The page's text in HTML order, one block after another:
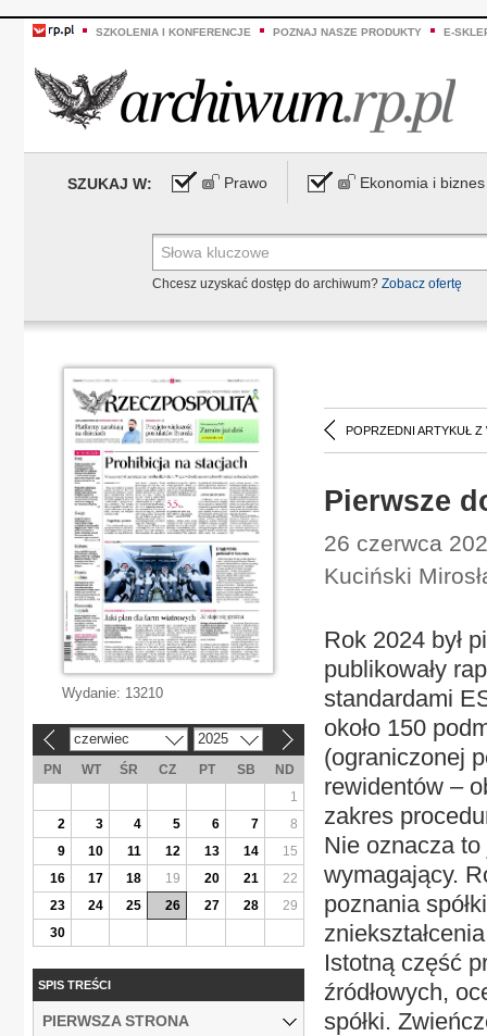
SZKOLENIA I KONFERENCJE POZNAJ NASZE PRODUKTY E-
SZUKAJ W: Prawo Ekonomia i biznes
Chcesz uzyskać dostęp do archiwum? Zobacz ofertę
POPRZEDNI ARTYKUŁ Z
Pierwsze
26 czerwca
Kuciński
Rok 2024 był
publikowały
standardami
około 150
(ograniczonej
rewidentów –
zakres
Nie oznacza
wymagający.
poznania
Istotną część
źródłowych,
spółki.
Wydanie: 13210
czerwiec 2025
PN WT ŚR CZ PT SB
ND
1
2
3 4 5 6 7
8
9
10 11 12 13 14
15
16
17 18 19 20 21
22
23
24 25 26 27 28
29
30
SPIS TREŚCI
PIERWSZA STRONA